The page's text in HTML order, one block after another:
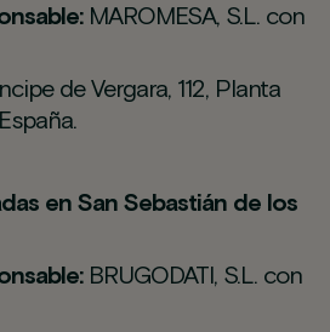
MAROMESA, S.L. con
de Vergara, 112, Planta
en San Sebastián de los
BRUGODATI, S.L. con